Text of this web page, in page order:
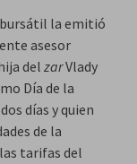
la emitió
asesor
del zarVlady
Día de la
días y quien
de la
tarifas del